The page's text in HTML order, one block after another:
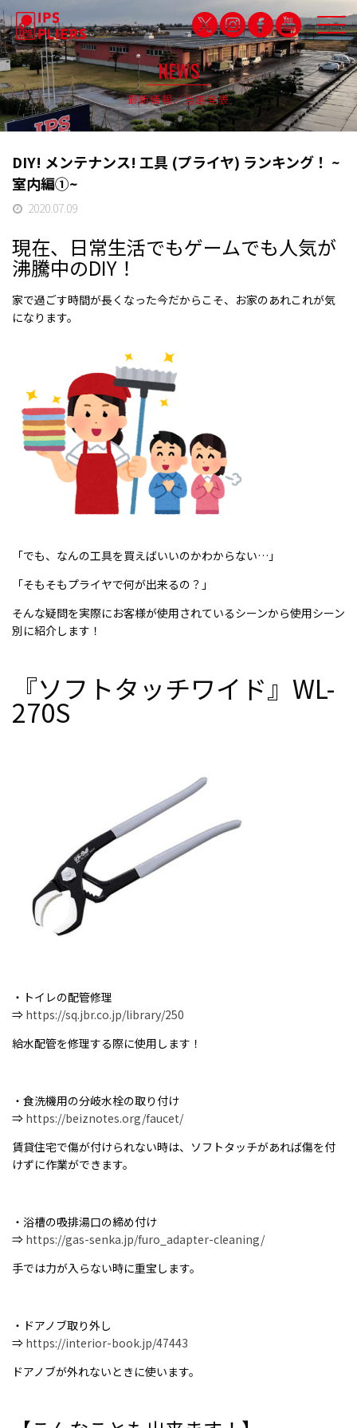
IPS QUALITY
品質保証
PARTNERSHIP
PRODUCTS
製品紹介
CAMPDRUNK
採用情報
COMPANY
会社案内
MEDIA
NEWS
CONTACT
お問い合わせ
Google Translate
NEWS
最新情報／当選発表
DIY! メンテナンス! 工具 (プライヤ) ランキング！ ~
室内編①~
2020.07.09
現在、日常生活でもゲームでも人気が
沸騰中のDIY！
家で過ごす時間が長くなった今だからこそ、お家のあれこれが気
になります。
「でも、なんの工具を買えばいいのかわからない…」
「そもそもプライヤで何が出来るの？」
そんな疑問を実際にお客様が使用されているシーンから使用シーン
別に紹介します！
『ソフトタッチワイド』WL-
270S
・トイレの配管修理
⇒ https://sq.jbr.co.jp/library/250
給水配管を修理する際に使用します！
・食洗機用の分岐水栓の取り付け
⇒ https://beiznotes.org/faucet/
賃貸住宅で傷が付けられない時は、ソフトタッチがあれば傷を付
けずに作業ができます。
・浴槽の吸排湯口の締め付け
⇒ https://gas-senka.jp/furo_adapter-cleaning/
手では力が入らない時に重宝します。
・ドアノブ取り外し
⇒ https://interior-book.jp/47443
ドアノブが外れないときに使います。